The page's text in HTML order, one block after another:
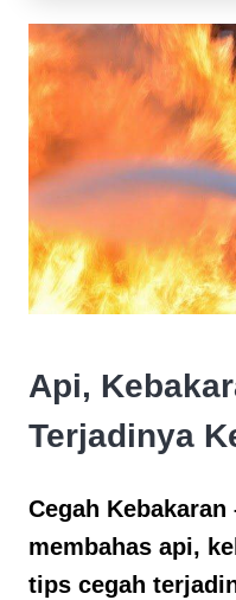
Api,
Terjadinya
Cegah
membahas api,
tips cegah